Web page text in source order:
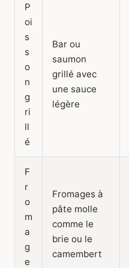
P
oi
s
s
o
n
g
ri
ll
é
Bar ou
saumon
grillé avec
une sauce
légère
F
r
o
m
a
g
e
Fromages à
pâte molle
comme le
brie ou le
camembert